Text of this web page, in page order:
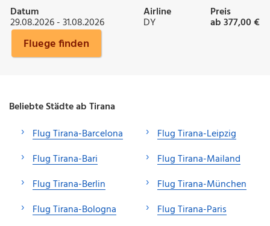
Datum
29.08.2026 - 31.08.2026
Airline
DY
Preis
ab 377,00 €
Fluege finden
Beliebte Städte ab Tirana
Flug Tirana-Barcelona
Flug Tirana-Bari
Flug Tirana-Berlin
Flug Tirana-Bologna
Flug Tirana-Leipzig
Flug Tirana-Mailand
Flug Tirana-München
Flug Tirana-Paris